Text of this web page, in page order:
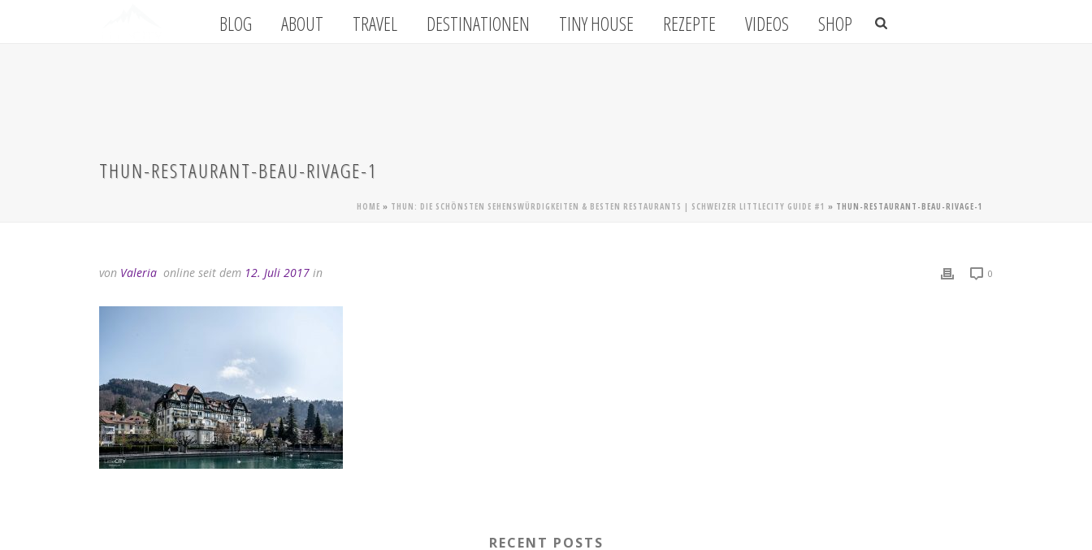
BLOG ABOUT TRAVEL DESTINATIONEN TINY HOUSE REZEPTE VIDEOS SHOP
THUN-RESTAURANT-BEAU-RIVAGE-1
HOME » THUN: DIE SCHÖNSTEN SEHENSWÜRDIGKEITEN & BESTEN RESTAURANTS | SCHWEIZER LITTLECITY GUIDE #1 » THUN-RESTAURANT-BEAU-RIVAGE-1
von Valeria online seit dem 12. Juli 2017 in 0
RECENT POSTS